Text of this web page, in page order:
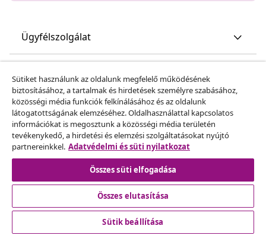
Ügyfélszolgálat
vidaXL
Fedezz fel többet
© 2008-2026 vidaXL A www.vidaxl.hu a vidaXL Marketplace
Sütiket használunk az oldalunk megfelelő működésének
biztosításához, a tartalmak és hirdetések személyre szabásához,
közösségi média funkciók felkínálásához és az oldalunk
látogatottságának elemzéséhez. Oldalhasználattal kapcsolatos
információkat is megosztunk a közösségi média területén
tevékenykedő, a hirdetési és elemzési szolgáltatásokat nyújtó
partnereinkkel. Adatvédelmi és süti nyilatkozat
Összes süti elfogadása
Összes elutasítása
Sütik beállítása